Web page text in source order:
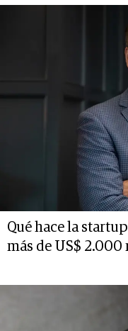
Qué hace la
más de US$ 2.000